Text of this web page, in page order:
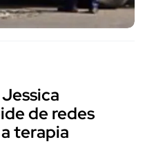
de redes
terapia